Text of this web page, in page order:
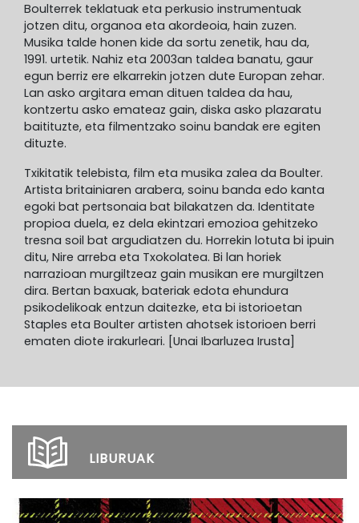
Boulterrek teklatuak eta perkusio instrumentuak
jotzen ditu, organoa eta akordeoia, hain zuzen.
Musika talde honen kide da sortu zenetik, hau da,
1991. urtetik. Nahiz eta 2003an taldea banatu, gaur
egun berriz ere elkarrekin jotzen dute Europan zehar.
Lan asko argitara eman dituen taldea da hau,
kontzertu asko emateaz gain, diska asko plazaratu
baitituzte, eta filmentzako soinu bandak ere egiten
dituzte.
Txikitatik telebista, film eta musika zalea da Boulter.
Artista britainiaren arabera, soinu banda edo kanta
egoki bat pertsonaia bat bilakatzen da. Identitate
propioa duela, ez dela ekintzari emozioa gehitzeko
tresna soil bat argudiatzen du. Horrekin lotuta bi ipuin
ditu, Nire arreba eta Txokolatea. Bi lan horiek
narrazioan murgiltzeaz gain musikan ere murgiltzen
dira. Bertan baxuak, bateriak edota ehundura
psikodelikoak entzun daitezke, eta bi istorioetan
Staples eta Boulter artisten ahotsek istorioen berri
ematen diote irakurleari. [Unai Ibarluzea Irusta]
LIBURUAK